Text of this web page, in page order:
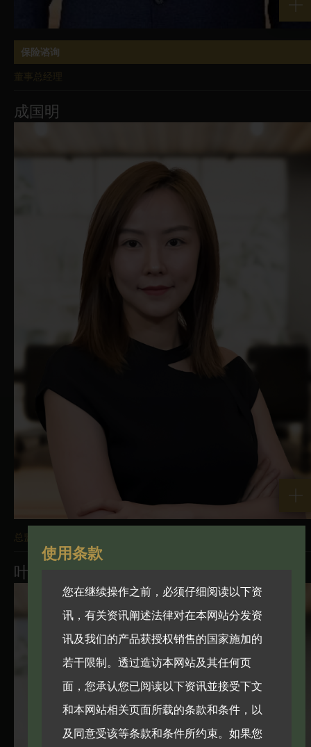
保险谘询
董事总经理
成国明
总监
叶妍君
使用条款
您在继续操作之前，必须仔细阅读以下资
讯，有关资讯阐述法律对在本网站分发资
讯及我们的产品获授权销售的国家施加的
若干限制。透过造访本网站及其任何页
面，您承认您已阅读以下资讯並接受下文
和本网站相关页面所载的条款和条件，以
及同意受该等条款和条件所约束。如果您